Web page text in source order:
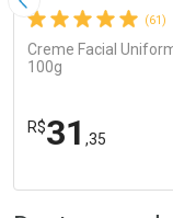
Imagem Anterior
(61)
Creme Facial
100g
R$31 ,35